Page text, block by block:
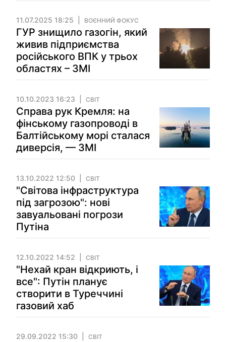
11.07.2025 18:25 ВОЄННИЙ ФОКУС
ГУР знищило газогін, який
живив підприємства
російського ВПК у трьох
областях – ЗМІ
10.10.2023 16:23 СВІТ
Справа рук Кремля: на
фінському газопроводі в
Балтійському морі сталася
диверсія, — ЗМІ
13.10.2022 12:50 СВІТ
"Світова інфраструктура
під загрозою": нові
завуальовані погрози
Путіна
12.10.2022 14:52 СВІТ
"Нехай кран відкриють, і
все": Путін планує
створити в Туреччині
газовий хаб
29.09.2022 15:30 СВІТ